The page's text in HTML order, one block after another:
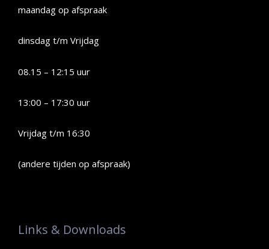
maandag op afspraak
dinsdag t/m Vrijdag
08.15 – 12:15 uur
13:00 – 17:30 uur
Vrijdag t/m 16:30
(andere tijden op afspraak)
Links & Downloads